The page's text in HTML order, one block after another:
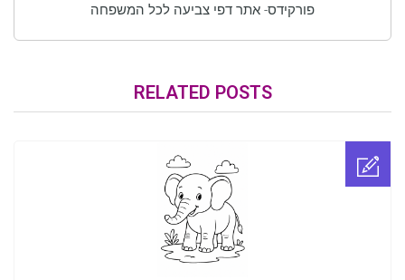
פורקידס- אתר דפי צביעה לכל המשפחה
RELATED POSTS